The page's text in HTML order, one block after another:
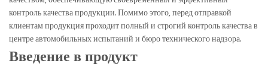
контроль качества продукции. Помимо этого, перед отправкой
клиентам продукция проходит полный и строгий контроль качества в
центре автомобильных испытаний и бюро технического надзора.
Введение в продукт